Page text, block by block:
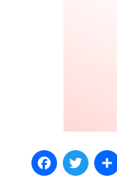
Facebook